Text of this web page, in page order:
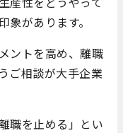
があります。
ントを高め、離職
ご相談が大手企業
職を止める」とい